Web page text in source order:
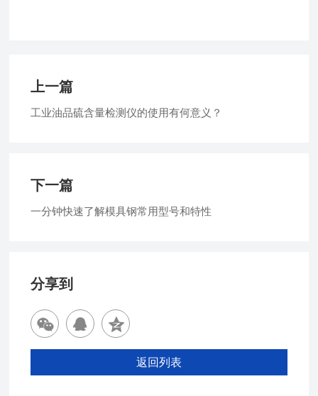
上一篇
工业油品硫含量检测仪的使用有何意义？
下一篇
一分钟快速了解模具钢常用型号和特性
分享到
返回列表